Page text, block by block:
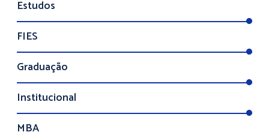
Estudos
FIES
Graduação
Institucional
MBA